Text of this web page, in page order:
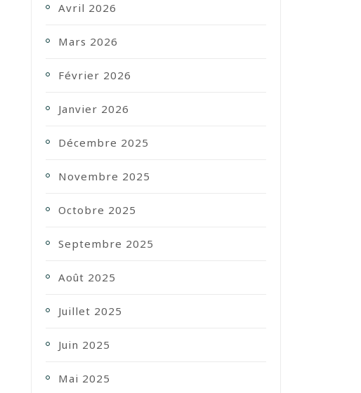
Avril 2026
Mars 2026
Février 2026
Janvier 2026
Décembre 2025
Novembre 2025
Octobre 2025
Septembre 2025
Août 2025
Juillet 2025
Juin 2025
Mai 2025